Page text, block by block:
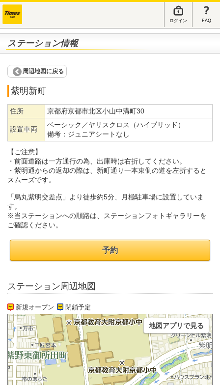
ログイン FAQ
ステーション情報
周辺地図に戻る
紫明新町
住所 京都府京都市北区小山中溝町30
設置車両
ベーシック／ヤリスクロス（ハイブリッド）
備考： ジュニアシートなし
【ご注意】
・前面道路は一方通行の為、出庫時は右折してください。
・紫明通からの返却の際は、新町通り一本東側の道を左折すると
スムーズです。
「烏丸紫明交差点」より徒歩約5分、月極駐車場に設置していま
す。
※当ステーションへの順路は、ステーションフォトギャラリーを
ご確認ください。
予約
ステーション周辺地図
新規オープン 閉鎖予定
地図アプリで見る